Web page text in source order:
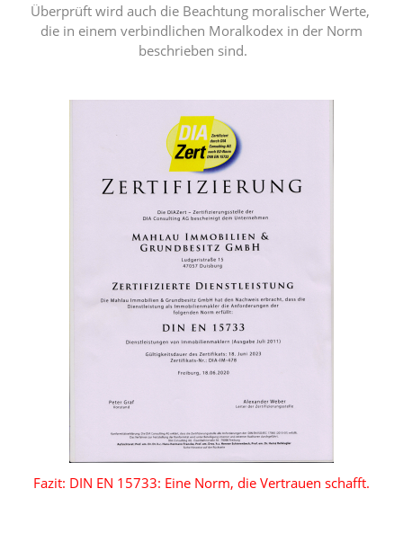
Überprüft wird auch die Beachtung moralischer Werte,
die in einem verbindlichen Moralkodex in der Norm
beschrieben sind.
Fazit: DIN EN 15733: Eine Norm, die Vertrauen schafft.